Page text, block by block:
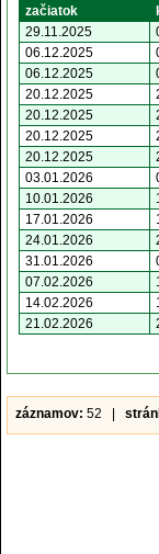
začiatok
29.11.2025
06.12.2025
06.12.2025
20.12.2025
20.12.2025
20.12.2025
20.12.2025
03.01.2026
10.01.2026
17.01.2026
24.01.2026
31.01.2026
07.02.2026
14.02.2026
21.02.2026
záznamov: 52 |